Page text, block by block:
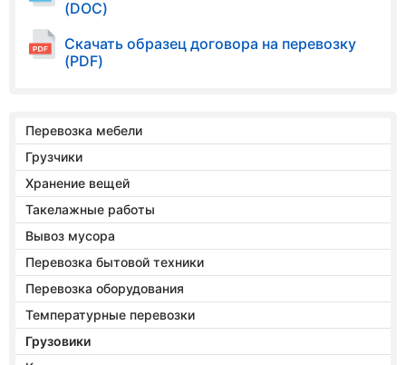
(DOC)
Скачать образец договора на перевозку
(PDF)
Перевозка мебели
Грузчики
Хранение вещей
Такелажные работы
Вывоз мусора
Перевозка бытовой техники
Перевозка оборудования
Температурные перевозки
Грузовики